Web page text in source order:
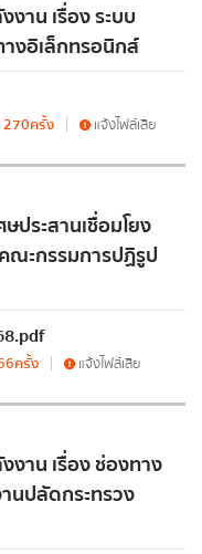
สารงบประมาณ)
องการ
าน เรื่อง ระบบ
งอิเล็กทรอนิกส์
270ครั้ง แจ้งไฟล์เสีย
ระสานเชื่อมโยง
ณะกรรมการปฏิรูป
ครั้ง แจ้งไฟล์เสีย
งาน เรื่อง ช่องทาง
นปลัดกระทรวง
ล้างข้อมูล